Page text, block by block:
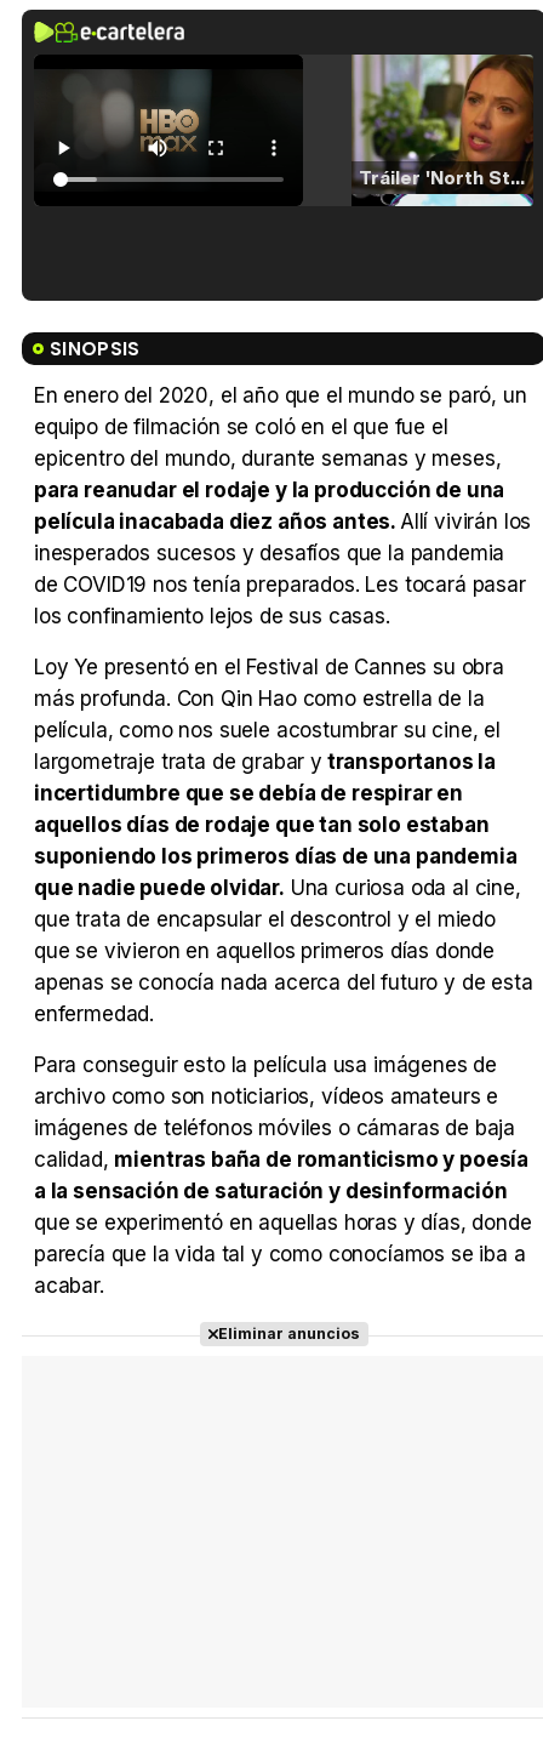
Tráiler 'North Star' (2023)
Tráiler Oficial en VOSE 'The Audacity'
SINOPSIS
En enero del 2020, el año que el mundo se paró, un
equipo de filmación se coló en el que fue el
epicentro del mundo, durante semanas y meses,
para reanudar el rodaje y la producción de una
película inacabada diez años antes. Allí vivirán los
inesperados sucesos y desafíos que la pandemia
de COVID19 nos tenía preparados. Les tocará pasar
los confinamiento lejos de sus casas.
Loy Ye presentó en el Festival de Cannes su obra
más profunda. Con Qin Hao como estrella de la
película, como nos suele acostumbrar su cine, el
largometraje trata de grabar y transportanos la
incertidumbre que se debía de respirar en
aquellos días de rodaje que tan solo estaban
suponiendo los primeros días de una pandemia
que nadie puede olvidar. Una curiosa oda al cine,
que trata de encapsular el descontrol y el miedo
que se vivieron en aquellos primeros días donde
apenas se conocía nada acerca del futuro y de esta
enfermedad.
Para conseguir esto la película usa imágenes de
archivo como son noticiarios, vídeos amateurs e
imágenes de teléfonos móviles o cámaras de baja
calidad, mientras baña de romanticismo y poesía
a la sensación de saturación y desinformación
que se experimentó en aquellas horas y días, donde
parecía que la vida tal y como conocíamos se iba a
acabar.
Eliminar anuncios